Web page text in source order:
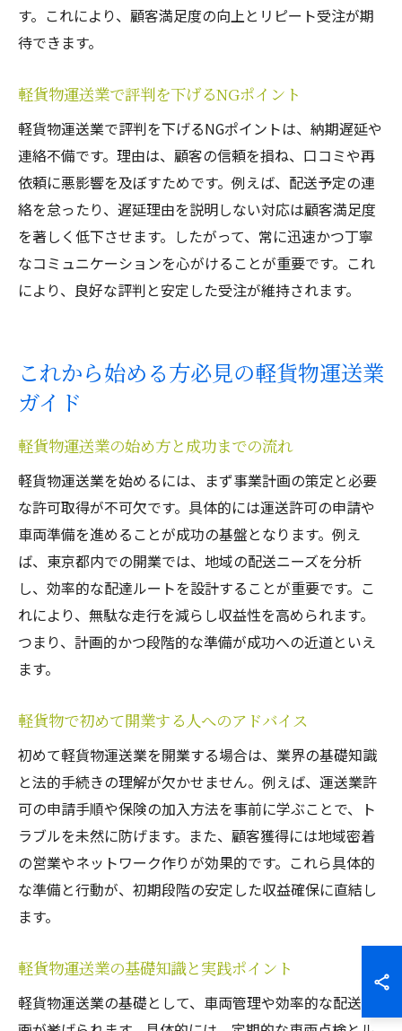
す。これにより、顧客満足度の向上とリピート受注が期
待できます。
軽貨物運送業で評判を下げるNGポイント
軽貨物運送業で評判を下げるNGポイントは、納期遅延や
連絡不備です。理由は、顧客の信頼を損ね、口コミや再
依頼に悪影響を及ぼすためです。例えば、配送予定の連
絡を怠ったり、遅延理由を説明しない対応は顧客満足度
を著しく低下させます。したがって、常に迅速かつ丁寧
なコミュニケーションを心がけることが重要です。これ
により、良好な評判と安定した受注が維持されます。
これから始める方必見の軽貨物運送業
ガイド
軽貨物運送業の始め方と成功までの流れ
軽貨物運送業を始めるには、まず事業計画の策定と必要
な許可取得が不可欠です。具体的には運送許可の申請や
車両準備を進めることが成功の基盤となります。例え
ば、東京都内での開業では、地域の配送ニーズを分析
し、効率的な配達ルートを設計することが重要です。こ
れにより、無駄な走行を減らし収益性を高められます。
つまり、計画的かつ段階的な準備が成功への近道といえ
ます。
軽貨物で初めて開業する人へのアドバイス
初めて軽貨物運送業を開業する場合は、業界の基礎知識
と法的手続きの理解が欠かせません。例えば、運送業許
可の申請手順や保険の加入方法を事前に学ぶことで、ト
ラブルを未然に防げます。また、顧客獲得には地域密着
の営業やネットワーク作りが効果的です。これら具体的
な準備と行動が、初期段階の安定した収益確保に直結し
ます。
軽貨物運送業の基礎知識と実践ポイント
軽貨物運送業の基礎として、車両管理や効率的な配送計